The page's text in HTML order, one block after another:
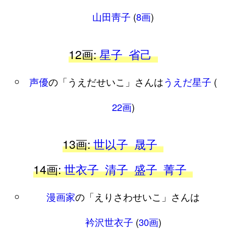
山田靑子 (8画)
12画:星子 省己
声優の「うえだせいこ」さんはうえだ星子 (
22画)
13画:世以子 晟子
14画:世衣子 清子 盛子 菁子
漫画家の「えりさわせいこ」さんは
衿沢世衣子 (30画)